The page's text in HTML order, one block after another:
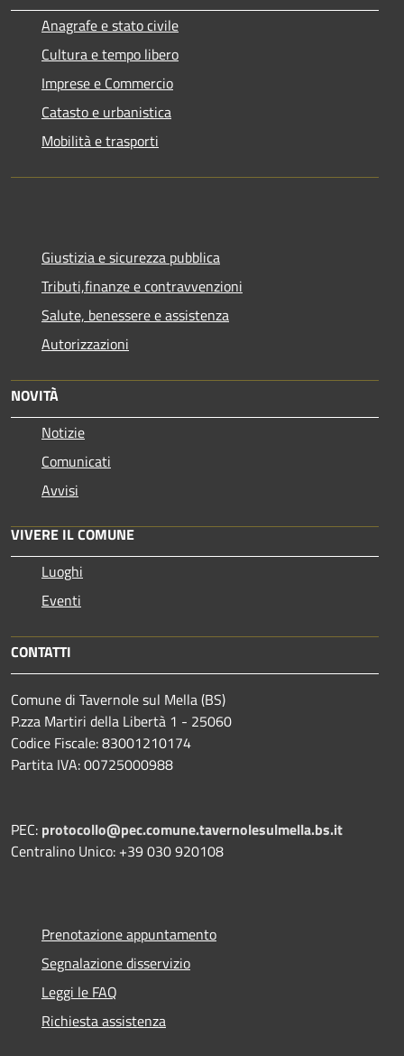
Anagrafe e stato civile
Cultura e tempo libero
Imprese e Commercio
Catasto e urbanistica
Mobilità e trasporti
Giustizia e sicurezza pubblica
Tributi,finanze e contravvenzioni
Salute, benessere e assistenza
Autorizzazioni
NOVITÀ
Notizie
Comunicati
Avvisi
VIVERE IL COMUNE
Luoghi
Eventi
CONTATTI
Comune di Tavernole sul Mella (BS)
P.zza Martiri della Libertà 1 - 25060
Codice Fiscale: 83001210174
Partita IVA: 00725000988
PEC: protocollo@pec.comune.tavernolesulmella.bs.it
Centralino Unico: +39 030 920108
Prenotazione appuntamento
Segnalazione disservizio
Leggi le FAQ
Richiesta assistenza